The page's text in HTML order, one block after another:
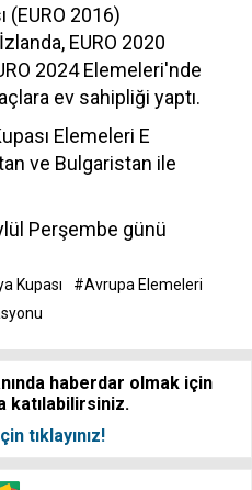
(EURO 2016)
EURO 2020
2024 Elemeleri'nde
ev sahipliği yaptı.
Elemeleri E
ve Bulgaristan ile
Perşembe günü
Kupası
#Avrupa Elemeleri
haberdar olmak için
katılabilirsiniz.
tıklayınız!